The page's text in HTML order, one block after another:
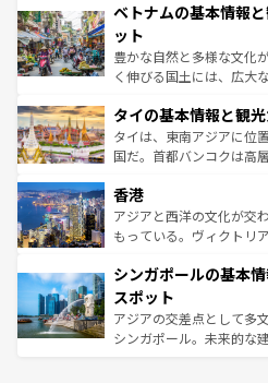
参照してほしい。
容にもいいと評判のスイ
照してほしい。
き、地方に足を延ばせば
できる。そして、キムチ
まで、さまざまな韓国料
らではのナイトライフも
わってみ
覧 を参照してほしい。
ベトナムの基本情報
ット
豊かな自然と多様な文化
く伸びる国土には、広大
急速な発展と共に伝統が
ーチミン市のフランス統
醸し出している。また、
とつ。フォーやバインミ
ひ現地で味わいたい。ど
が旅行者を迎えてくれる
参照してほしい。
タイの基本情報と観
タイは、東南アジアに位
国だ。首都バンコクは高
の活気が交差している。
帯で自然と触れ合い、南
いビーチでリゾート気分
激する。気候は一年中温
が待っている。親しみや
た文化、そして多様な観
ける。 なお、新着のタ
香港
アジアと西洋の文化が交
もっている。ヴィクトリ
み、どこを訪れても感動
ており、効率よく見どこ
うな絶景から文化的な体
そう。 なお、新着の香
シンガポールの基本
スポット
アジアの交差点として多
シンガポール。未来的な